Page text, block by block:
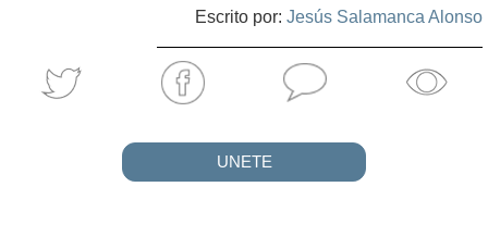
Escrito por: Jesús Salamanca Alonso
UNETE